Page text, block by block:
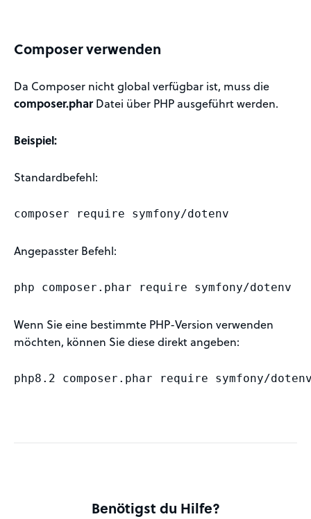
Composer verwenden
Da Composer nicht global verfügbar ist, muss die
composer.pharDatei über PHP ausgeführt werden.
Beispiel:
Standardbefehl:
composer require symfony/dotenv
Angepasster Befehl:
php composer.phar require symfony/dotenv
Wenn Sie eine bestimmte PHP-Version verwenden
möchten, können Sie diese direkt angeben:
php8.2 composer.phar require symfony/
Benötigst du Hilfe?